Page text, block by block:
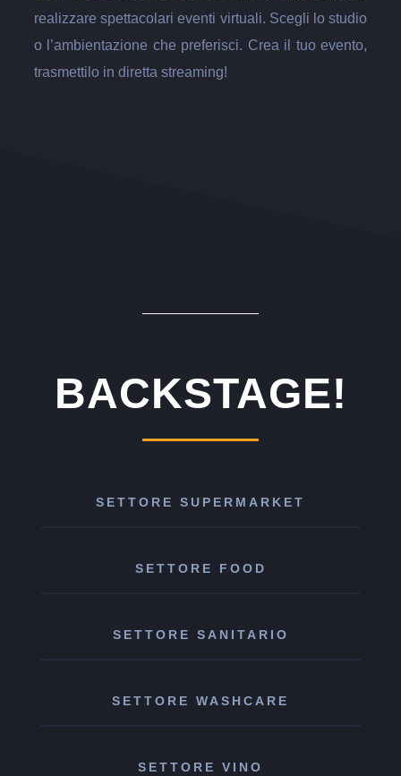
realizzare spettacolari eventi virtuali. Scegli lo studio
o l’ambientazione che preferisci. Crea il tuo evento,
trasmettilo in diretta streaming!
BACKSTAGE!
SETTORE SUPERMARKET
SETTORE FOOD
SETTORE SANITARIO
SETTORE WASHCARE
SETTORE VINO